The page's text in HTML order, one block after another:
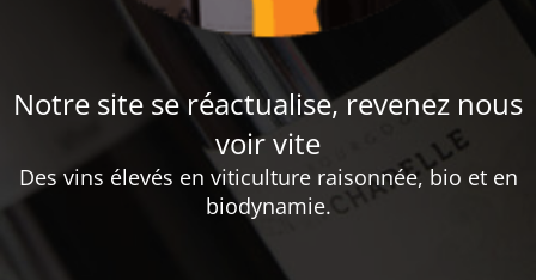
Notre site se réactualise, revenez nous
voir vite
Des vins élevés en viticulture raisonnée, bio et en
biodynamie.